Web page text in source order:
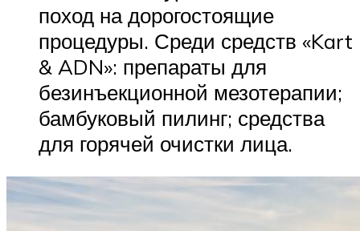
поход на дорогостоящие
процедуры. Среди средств «Kart
& ADN»: препараты для
безинъекционной мезотерапии;
бамбуковый пилинг; средства
для горячей очистки лица.